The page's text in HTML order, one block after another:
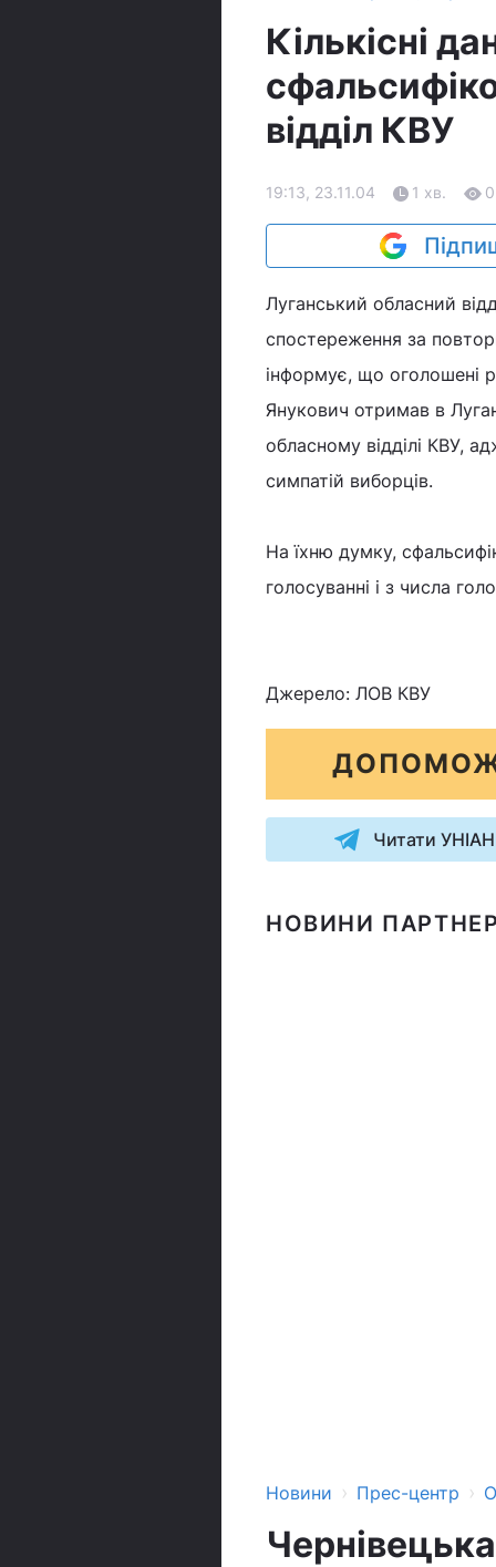
Кількісні
відділ КВУ
19:13, 23.11.04 1 хв. 0
Луганський обласний
спостереження за
інформує, що оголошені
Янукович отримав в
обласному відділі КВУ,
симпатій виборців.
На їхню думку,
голосуванні і з числа
Джерело: ЛОВ КВУ
Читати
НОВИНИ
Новини › Прес-центр ›